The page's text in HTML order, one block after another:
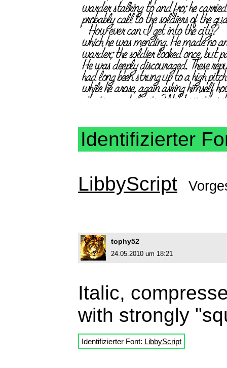
Identifizierter
LibbyScript
tophy52
24.05.2010 um 18:21
Italic,
with strongly
Identifizierter Font: LibbyScript